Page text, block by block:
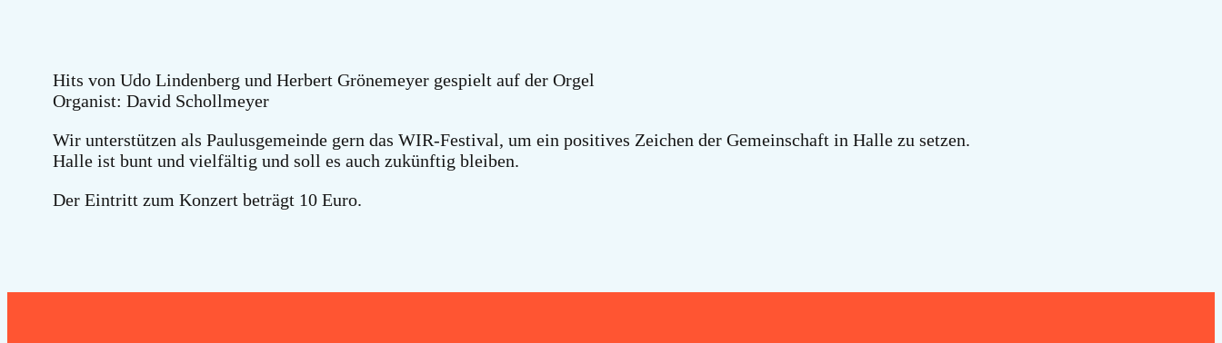
Hits von Udo Lindenberg und Herbert Grönemeyer gespielt auf der Orgel
Organist: David Schollmeyer
Wir unterstützen als Paulusgemeinde gern das WIR-Festival, um ein positives Zeichen der Gemeinschaft in Halle zu setzen.
Halle ist bunt und vielfältig und soll es auch zukünftig bleiben.
Der Eintritt zum Konzert beträgt 10 Euro.